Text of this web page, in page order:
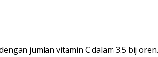
jumlan vitamin C dalam 3.5 bij oren.